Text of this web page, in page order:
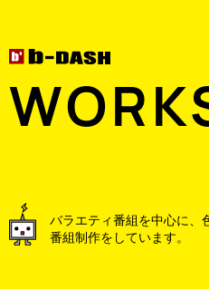
バラエティ番組を中心に、
番組制作をしています。